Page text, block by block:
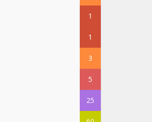
1
1
3
5
25